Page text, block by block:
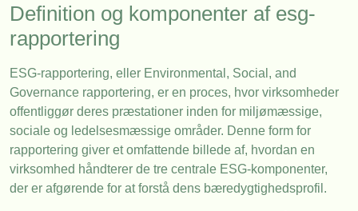
Definition og komponenter af esg-
rapportering
ESG-rapportering, eller Environmental, Social, and
Governance rapportering, er en proces, hvor virksomheder
offentliggør deres præstationer inden for miljømæssige,
sociale og ledelsesmæssige områder. Denne form for
rapportering giver et omfattende billede af, hvordan en
virksomhed håndterer de tre centrale ESG-komponenter,
der er afgørende for at forstå dens bæredygtighedsprofil.